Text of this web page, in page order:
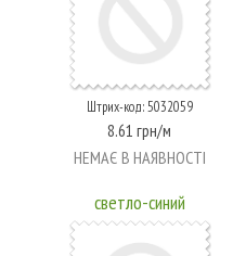
Штрих-код: 5032059
8.61 грн/м
НЕМАЄ В НАЯВНОСТІ
светло-синий